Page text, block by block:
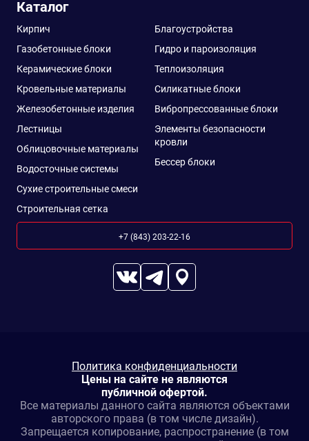
Каталог
Кирпич
Газобетонные блоки
Керамические блоки
Кровельные материалы
Железобетонные изделия
Лестницы
Облицовочные материалы
Водосточные системы
Сухие строительные смеси
Строительная сетка
Благоустройства
Гидро и пароизоляция
Теплоизоляция
Силикатные блоки
Вибропрессованные блоки
Элементы безопасности
кровли
Бессер блоки
+7 (843) 203-22-16
Цены на сайте не являются
публичной офертой.
Все материалы данного сайта являются объектами
авторского права (в том числе дизайн).
Запрещается копирование, распространение (в том
Политика конфиденциальности